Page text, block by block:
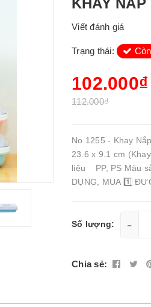
KHAY
Viết đánh giá
Trạng thái:
102.000₫
112.000₫
No.1255 - Khay
23.6 x 9.1 cm
liệu PP, PS Màu
DỤNG, MUA 1️⃣
Số lượng: -
Chia sẻ: